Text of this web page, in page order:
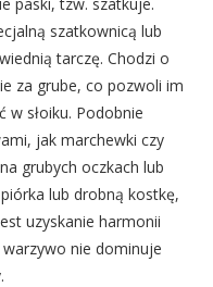
szatkownicą lub
tarczę. Chodzi o
za grube, co pozwoli im
w słoiku. Podobnie
jak marchewki czy
grubych oczkach lub
lub drobną kostkę,
uzyskanie harmonii
nie dominuje